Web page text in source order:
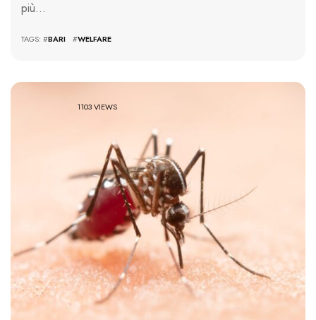
più…
TAGS: #BARI #WELFARE
1103 VIEWS